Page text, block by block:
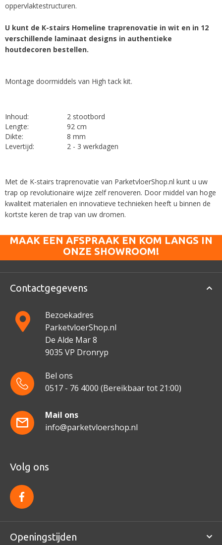
oppervlaktestructuren.
U kunt de K-stairs Homeline traprenovatie in wit en in 12
verschillende laminaat designs in authentieke
houtdecoren bestellen.
Montage doormiddels van High tack kit.
Inhoud:
Lengte:
Dikte:
Levertijd:
2 stootbord
92 cm
8 mm
2 - 3 werkdagen
Met de K-stairs traprenovatie van ParketvloerShop.nl kunt u uw
trap op revolutionaire wijze zelf renoveren. Door middel van hoge
kwaliteit materialen en innovatieve technieken heeft u binnen de
kortste keren de trap van uw dromen.
MAAK EEN AFSPRAAK EN KOM LANGS IN
ONZE SHOWROOM!
Contactgegevens
Bezoekadres
ParketvloerShop.nl
De Alde Mar 8
9035 VP Dronryp
Bel ons
0517 - 76 4000 (Bereikbaar tot 21:00)
Mail ons
info@parketvloershop.nl
Volg ons
f
a
c
e
o
o
Openingstijden